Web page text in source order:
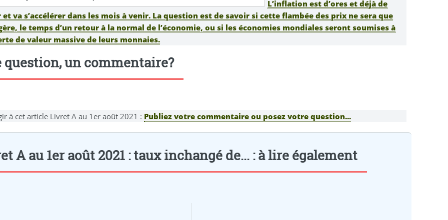
L’inflation est d’ores et déjà de
va s’accélérer dans les mois à venir. La question est de savoir si cette flambée des prix ne sera que
le temps d’un retour à la normal de l’économie, ou si les économies mondiales seront soumises à
de valeur massive de leurs monnaies.
question, un commentaire?
à cet article Livret A au 1er août 2021 : Publiez votre commentaire ou posez votre question...
A au 1er août 2021 : taux inchangé de... : à lire également